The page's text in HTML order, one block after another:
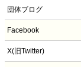
団体ブログ
Facebook
X(旧Twitter)